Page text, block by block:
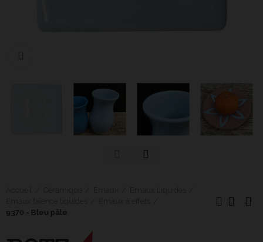
9370 - Bleu pâle